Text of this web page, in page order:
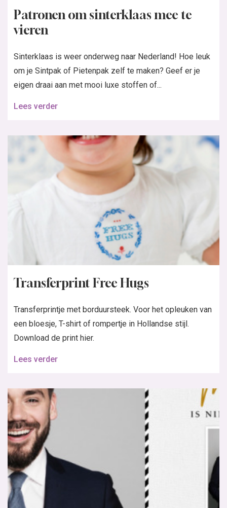
Patronen om sinterklaas mee te
vieren
Sinterklaas is weer onderweg naar Nederland! Hoe leuk
om je Sintpak of Pietenpak zelf te maken? Geef er je
eigen draai aan met mooi luxe stoffen of...
Lees verder
Transferprint Free Hugs
Transferprintje met borduursteek. Voor het opleuken van
een bloesje, T-shirt of rompertje in Hollandse stijl.
Download de print hier.
Lees verder